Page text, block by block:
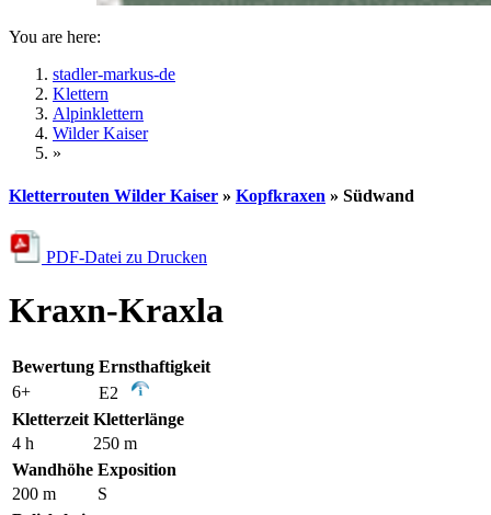
You are here:
stadler-markus-de
Klettern
Alpinklettern
Wilder Kaiser
»
Kletterrouten Wilder Kaiser » Kopfkraxen » Südwand
PDF-Datei zu Drucken
Kraxn-Kraxla
Bewertung Ernsthaftigkeit
6+
E2
Kletterzeit Kletterlänge
4 h
250 m
Wandhöhe Exposition
200 m
S